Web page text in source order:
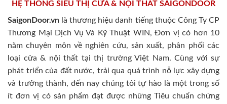
HỆ THỐNG SIÊU THỊ CỬA & NỘI THẤT SAIGONDOOR
SaigonDoor.vn là thương hiệu danh tiếng thuộc Công Ty CP
Thương Mại Dịch Vụ Và Kỹ Thuật WIN, Đơn vị có hơn 10
năm chuyên môn về nghiên cứu, sản xuất, phân phối các
loại cửa & nội thất tại thị trường Việt Nam. Cùng với sự
phát triển của đất nước, trải qua quá trình nỗ lực xây dựng
và trưởng thành, đến nay chúng tôi tự hào là một trong số
ít đơn vị có sản phẩm đạt được những Tiêu chuẩn chứng